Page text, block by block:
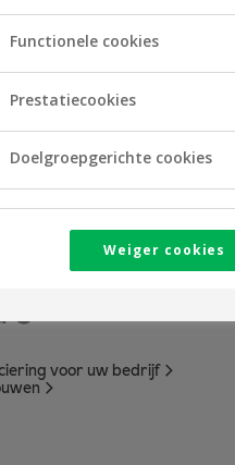
voor uw bedrijf
Functionele cookies
Prestatiecookies
Doelgroepgerichte cookies
Weiger cookies